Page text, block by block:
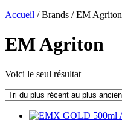
Accueil / Brands / EM Agriton
EM Agriton
Voici le seul résultat